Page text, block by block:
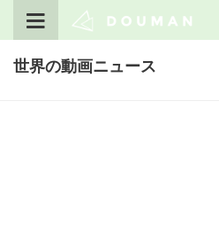
世界の動画ニュース